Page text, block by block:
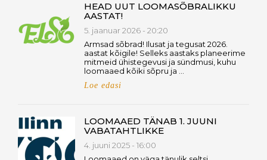
HEAD UUT LOOMASÕBRALIKKU
AASTAT!
5. jaanuar 2026 - 20:20
Armsad sõbrad! Ilusat ja tegusat 2026.
aastat kõigile! Selleks aastaks planeerime
mitmeid ühistegevusi ja sündmusi, kuhu
loomaaed kõiki sõpru ja …
Loe edasi
LOOMAAED TÄNAB 1. JUUNI
VABATAHTLIKKE
4. juuni 2025 - 16:00